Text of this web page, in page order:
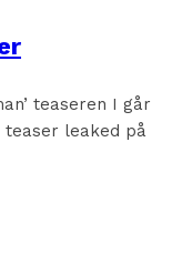
teaseren I går
teaser leaked på